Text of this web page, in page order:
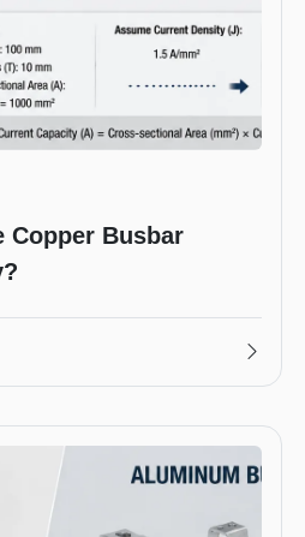
Copper Busbar